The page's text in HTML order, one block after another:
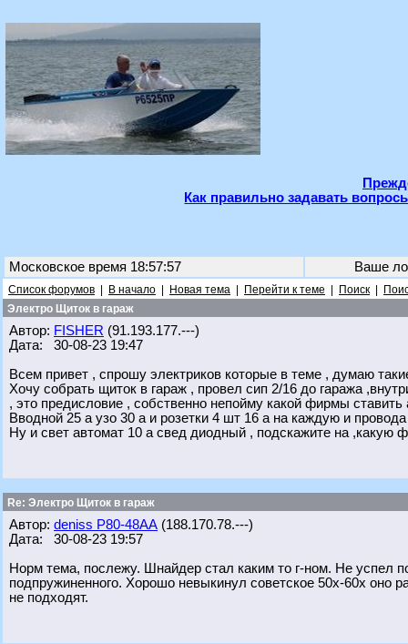
Как правильно задавать
Московское время 18:57:57 Ваше
Список форумов В начало Новая тема Перейти к теме Поиск
Электро Щиток в гараж
Автор: FISHER (91.193.177.---)
Дата: 30-08-23 19:47
Всем привет , спрошу электриков которые в теме , думаю
Хочу собрать щиток в гараж , провел сип 2/16 до гаража
, это предисловие , собственно непойму какой фирмы ставить
Вводной 25 а узо 30 а и розетки 4 шт 16 а на каждую и
Ну и свет автомат 10 а свед диодный , подскажите на ,какую
Re: Электро Щиток в гараж
Автор: deniss Р80-48АА (188.170.78.---)
Дата: 30-08-23 19:57
Норм тема, послежу. Шнайдер стал каким то г-ном. Не успел
подпружиненного. Хорошо невыкинул советское 50х-60х оно
не подходят.